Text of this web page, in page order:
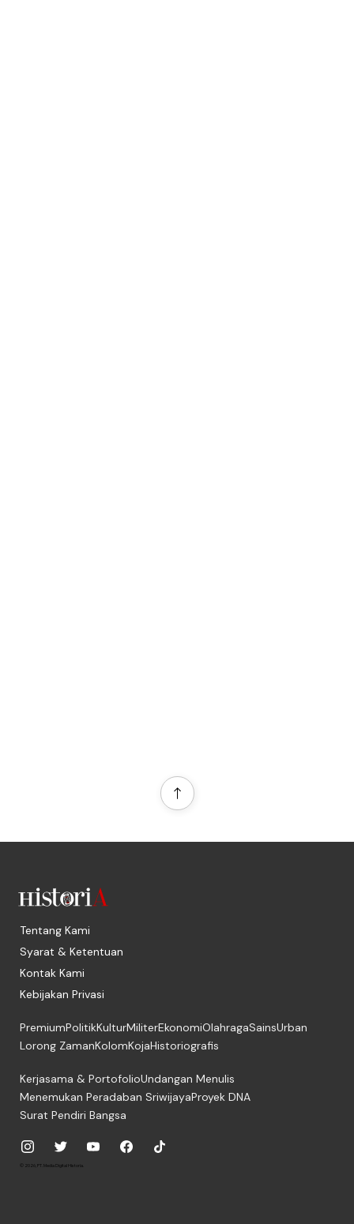
Tentang Kami
Syarat & Ketentuan
Kontak Kami
Kebijakan Privasi
PremiumPolitikKulturMiliterEkonomiOlahragaSainsUrban
Lorong ZamanKolomKojaHistoriografis
Kerjasama & PortofolioUndangan Menulis
Menemukan Peradaban SriwijayaProyek DNA
Surat Pendiri Bangsa
© 2026, PT. Media Digital Historia.